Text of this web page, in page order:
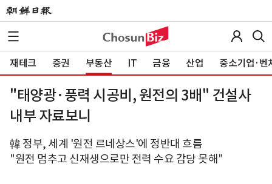
재테크 증권 부동산 IT 금융 산업 중소기업·벤
"태양광·풍력 시공비, 원전의 3배" 건설사
내부 자료보니
韓 정부, 세계 '원전 르네상스'에 정반대 흐름
"원전 멈추고 신재생으로만 전력 수요 감당 못해"